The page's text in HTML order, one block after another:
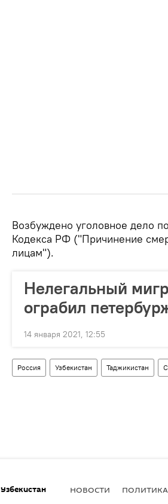
Возбуждено уголовное дело
Кодекса РФ ("Причинение
лицам").
Нелегальный
ограбил
14 января 2021, 12:55
Россия Узбекистан Таджикистан
Узбекистан НОВОСТИ ПОЛИТИКА